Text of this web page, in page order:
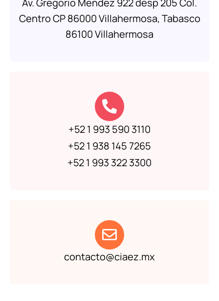
Centro CP 86000 Villahermosa, Tabasco
86100 Villahermosa
+52 1 993 590 3110
+52 1 938 145 7265
+52 1 993 322 3300
contacto@ciaez.mx